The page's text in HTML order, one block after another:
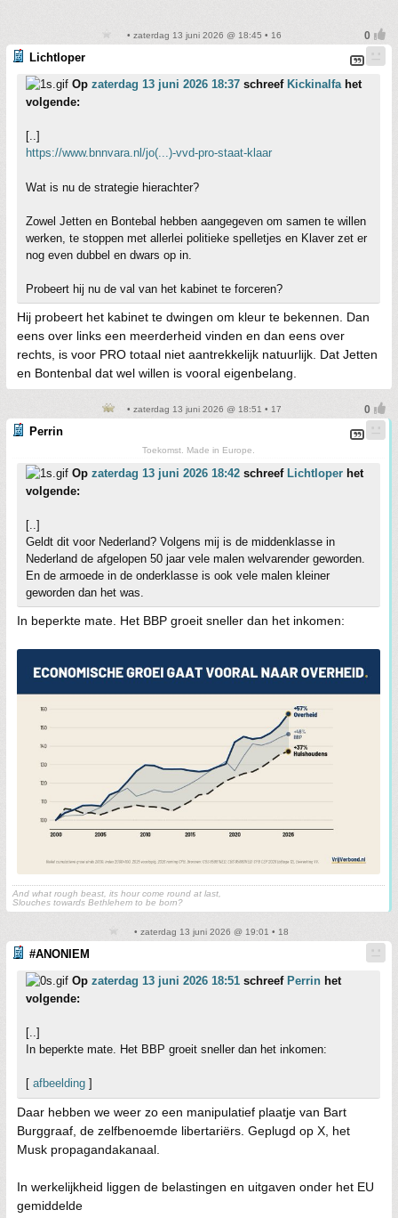
• zaterdag 13 juni 2026 @ 18:45 • 16
Lichtloper
Op zaterdag 13 juni 2026 18:37 schreef Kickinalfahet
volgende:
[..]
https://www.bnnvara.nl/jo(...)-vvd-pro-staat-klaar
Wat is nu de strategie hierachter?
Zowel Jetten en Bontebal hebben aangegeven om samen te willen
werken, te stoppen met allerlei politieke spelletjes en Klaver zet er
nog even dubbel en dwars op in.
Probeert hij nu de val van het kabinet te forceren?
Hij probeert het kabinet te dwingen om kleur te bekennen. Dan
eens over links een meerderheid vinden en dan eens over
rechts, is voor PRO totaal niet aantrekkelijk natuurlijk. Dat Jetten
en Bontenbal dat wel willen is vooral eigenbelang.
• zaterdag 13 juni 2026 @ 18:51 • 17
Perrin
Toekomst. Made in Europe.
Op zaterdag 13 juni 2026 18:42 schreef Lichtloper het
volgende:
[..]
Geldt dit voor Nederland? Volgens mij is de middenklasse in
Nederland de afgelopen 50 jaar vele malen welvarender geworden.
En de armoede in de onderklasse is ook vele malen kleiner
geworden dan het was.
In beperkte mate. Het BBP groeit sneller dan het inkomen:
And what rough beast, its hour come round at last,
Slouches towards Bethlehem to be born?
• zaterdag 13 juni 2026 @ 19:01 • 18
#ANONIEM
Op zaterdag 13 juni 2026 18:51 schreef Perrin het
volgende:
[..]
In beperkte mate. Het BBP groeit sneller dan het inkomen:
[ afbeelding ]
Daar hebben we weer zo een manipulatief plaatje van Bart
Burggraaf, de zelfbenoemde libertariërs. Geplugd op X, het
Musk propagandakanaal.
In werkelijkheid liggen de belastingen en uitgaven onder het EU
gemiddelde